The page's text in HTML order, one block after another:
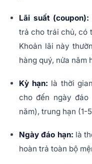
Lãi suất (coupon):
trả cho trái chủ, có
Khoản lãi này
hàng quý, nửa năm
Kỳ hạn: là thời
cho đến ngày đáo
năm), trung hạn (1-
Ngày đáo hạn: là
hoàn trả toàn bộ